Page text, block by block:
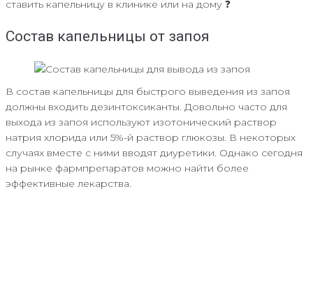
ставить капельницу в клинике или на дому ❓
Состав капельницы от запоя
В состав капельницы для быстрого выведения из запоя
должны входить дезинтоксиканты. Довольно часто для
выхода из запоя используют изотонический раствор
натрия хлорида или 5%-й раствор глюкозы. В некоторых
случаях вместе с ними вводят диуретики. Однако сегодня
на рынке фармпрепаратов можно найти более
эффективные лекарства.